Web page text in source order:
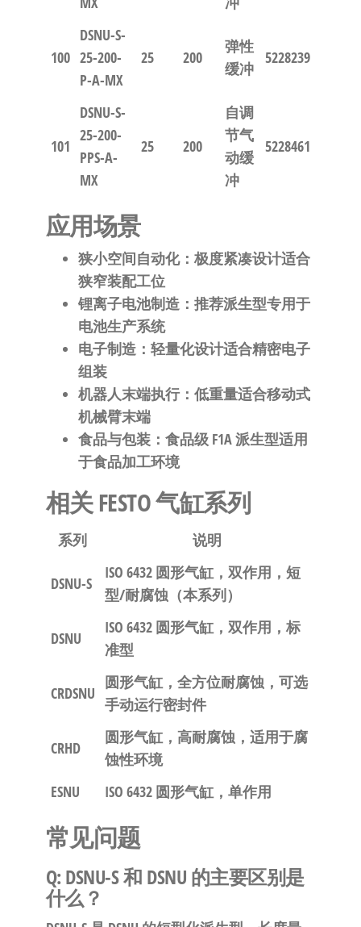
100
DSNU-S-
25-200-
P-A-MX
25 200
弹性
缓冲
5228239
101
DSNU-S-
25-200-
PPS-A-
MX
25 200
自调
节气
动缓
冲
5228461
应用场景
狭小空间自动化：极度紧凑设计适合
狭窄装配工位
锂离子电池制造：推荐派生型专用于
电池生产系统
电子制造：轻量化设计适合精密电子
组装
机器人末端执行：低重量适合移动式
机械臂末端
食品与包装：食品级 F1A 派生型适用
于食品加工环境
相关 FESTO 气缸系列
系列 说明
DSNU-S
ISO 6432 圆形气缸，双作用，短
型/耐腐蚀（本系列）
DSNU
ISO 6432 圆形气缸，双作用，标
准型
CRDSNU
圆形气缸，全方位耐腐蚀，可选
手动运行密封件
CRHD
圆形气缸，高耐腐蚀，适用于腐
蚀性环境
ESNU
ISO 6432 圆形气缸，单作用
常见问题
Q: DSNU-S 和 DSNU 的主要区别是
什么？